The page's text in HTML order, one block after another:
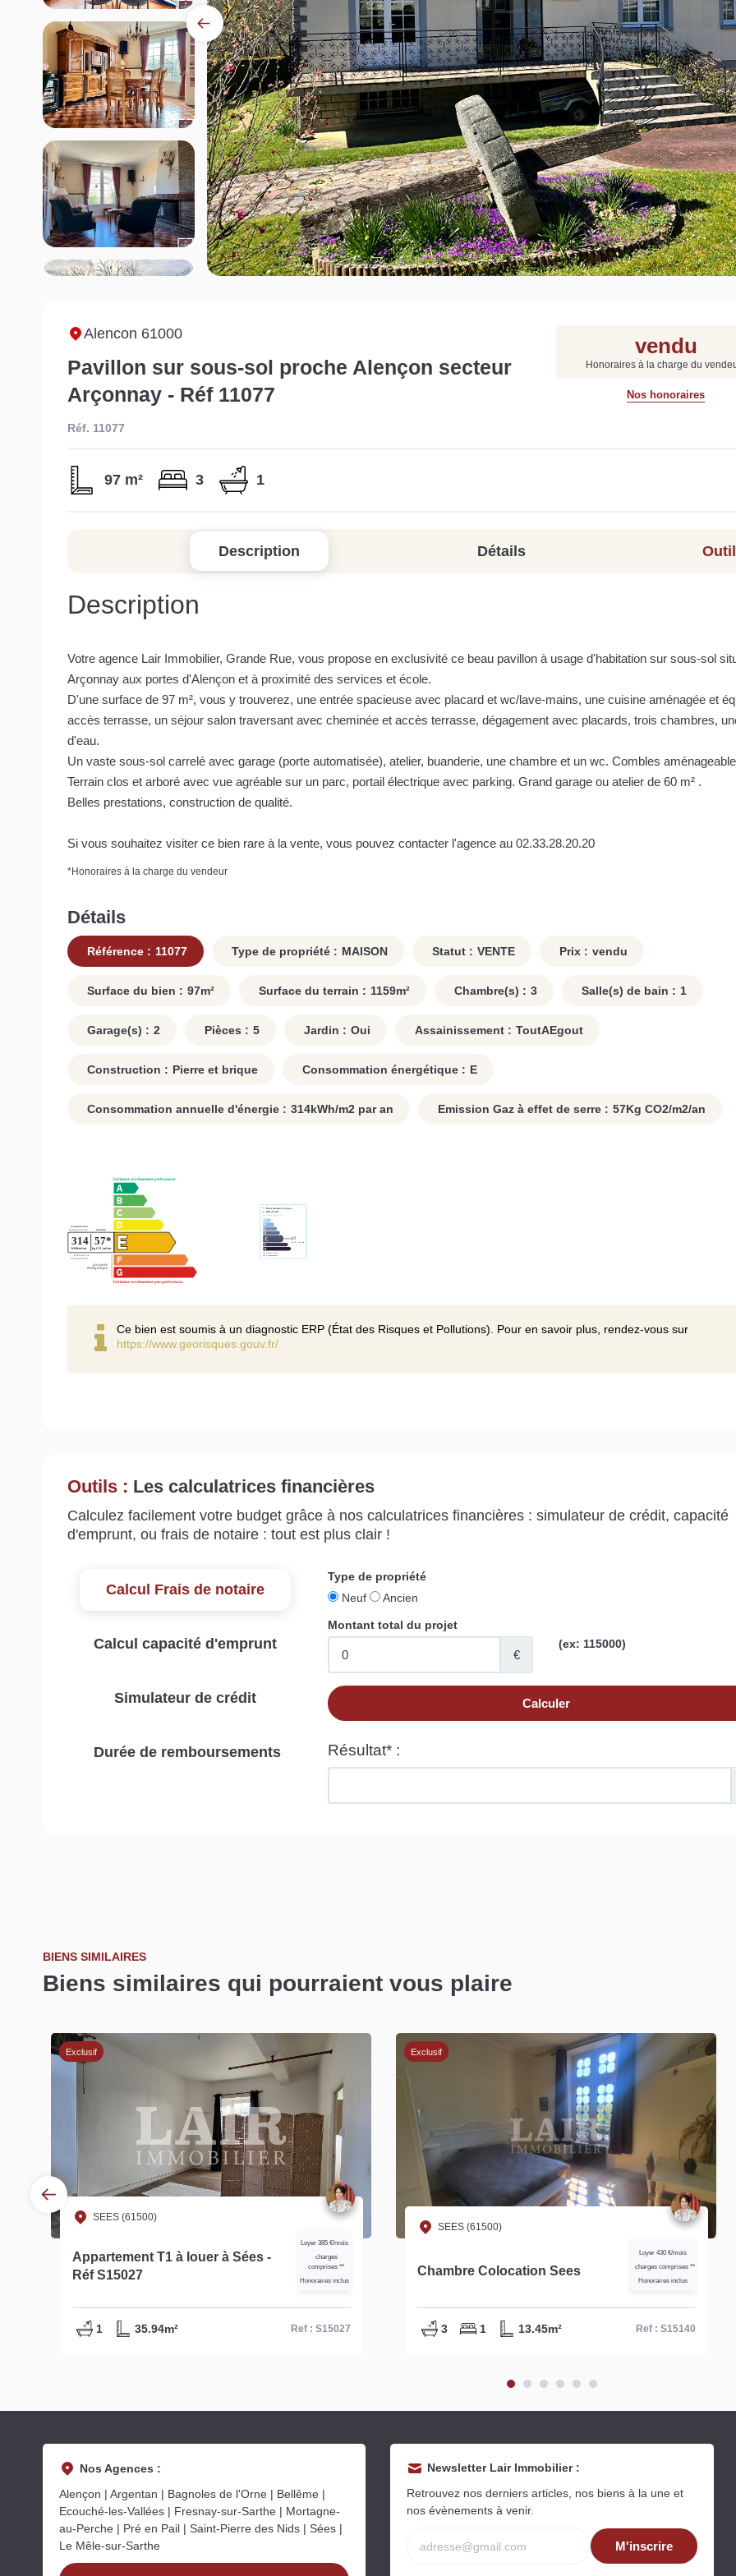
Alencon 61000
Pavillon sur sous-sol proche Alençon secteur
Arçonnay - Réf 11077
Réf. 11077
vendu
Honoraires à la charge du
Nos honoraires
97 m² 3 1
Description Détails
Description
Votre agence Lair Immobilier, Grande Rue, vous propose en exclusivité ce beau pavillon à usage d'habitation sur sous-sol
Arçonnay aux portes d'Alençon et à proximité des services et école.
D'une surface de 97 m², vous y trouverez, une entrée spacieuse avec placard et wc/lave-mains, une cuisine aménagée et
accès terrasse, un séjour salon traversant avec cheminée et accès terrasse, dégagement avec placards, trois chambres,
d'eau.
Un vaste sous-sol carrelé avec garage (porte automatisée), atelier, buanderie, une chambre et un wc. Combles
Terrain clos et arboré avec vue agréable sur un parc, portail électrique avec parking. Grand garage ou atelier de 60 m² .
Belles prestations, construction de qualité.
Si vous souhaitez visiter ce bien rare à la vente, vous pouvez contacter l'agence au 02.33.28.20.20
*Honoraires à la charge du vendeur
Détails
Référence : 11077 Type de propriété : MAISON Statut : VENTE Prix : vendu
Surface du bien : 97m² Surface du terrain : 1159m² Chambre(s) : 3 Salle(s) de bain : 1
Garage(s) : 2 Pièces : 5 Jardin : Oui Assainissement : ToutAEgout
Construction : Pierre et brique Consommation énergétique : E
Consommation annuelle d'énergie : 314kWh/m2 par an Emission Gaz à effet de serre : 57Kg CO2/m2/an
Ce bien est soumis à un diagnostic ERP (État des Risques et Pollutions). Pour en savoir plus, rendez-vous sur
https://www.georisques.gouv.fr/
Outils : Les calculatrices financières
Calculez facilement votre budget grâce à nos calculatrices financières : simulateur de crédit, capacité
d'emprunt, ou frais de notaire : tout est plus clair !
Calcul Frais de notaire
Calcul capacité d'emprunt
Simulateur de crédit
Durée de remboursements
BIENS SIMILAIRES
Biens similaires qui pourraient vous plaire
Exclusif
SEES (61500)
Appartement T1 à louer à Sées -
Réf S15027
Loyer 385 €/mois
charges
comprises **
Honoraires inclus
1 35.94m² Ref : S15027
Exclusif
SEES (61500)
Chambre Colocation Sees
Loyer 430 €/mois
charges comprises **
Honoraires inclus
3 1 13.45m² Ref : S15140
Nos Agences :
Alençon | Argentan | Bagnoles de l'Orne | Bellême |
Ecouché-les-Vallées | Fresnay-sur-Sarthe | Mortagne-
au-Perche | Pré en Pail | Saint-Pierre des Nids | Sées |
Le Mêle-sur-Sarthe
Newsletter Lair Immobilier :
Retrouvez nos derniers articles, nos biens à la une et
nos évènements à venir.
M'inscrire